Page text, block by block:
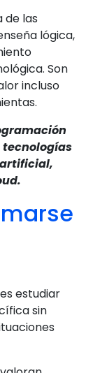
de las
lógica,
Son
incluso
estudiar
sin